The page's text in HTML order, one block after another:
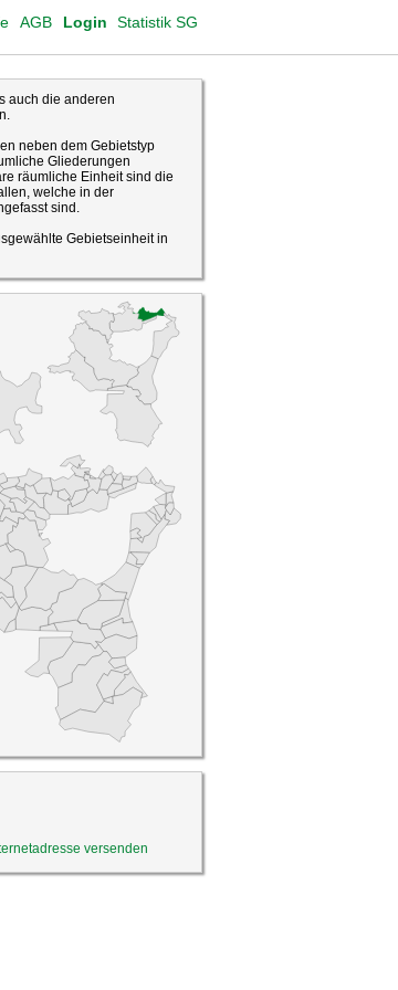
Login Statistik SG
AGB
auch die anderen
neben dem Gebietstyp
Gliederungen
räumliche Einheit sind die
welche in der
sind.
Gebietseinheit in
versenden